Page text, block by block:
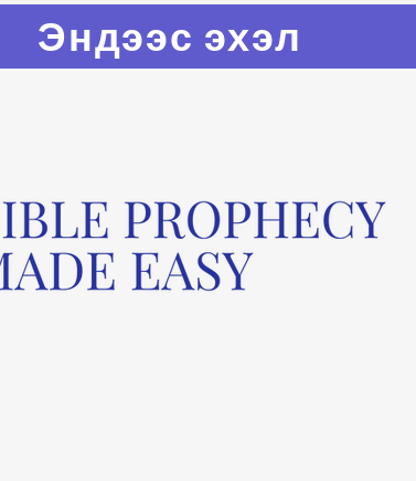
Эндээс эхэл